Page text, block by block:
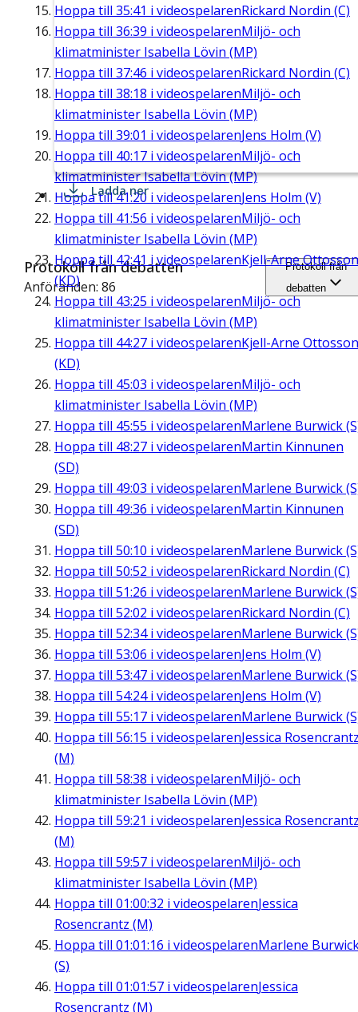
Hoppa till 35:41 i videospelarenRickard Nordin (C)
Hoppa till 36:39 i videospelarenMiljö- och
klimatminister Isabella Lövin (MP)
Hoppa till 37:46 i videospelarenRickard Nordin (C)
Hoppa till 38:18 i videospelarenMiljö- och
klimatminister Isabella Lövin (MP)
Hoppa till 39:01 i videospelarenJens Holm (V)
Hoppa till 40:17 i videospelarenMiljö- och
klimatminister Isabella Lövin (MP)
Hoppa till41:20 i videospelarenJens Holm (V)
Hoppa till 41:56 i videospelarenMiljö- och
klimatminister Isabella Lövin (MP)
Hoppa till 42:41 i videospelarenKjell-Arne Ottosson
(KD)
Hoppa till 43:25 i videospelarenMiljö- och
klimatminister Isabella Lövin (MP)
Hoppa till 44:27 i videospelarenKjell-Arne Ottosson
(KD)
Hoppa till 45:03 i videospelarenMiljö- och
klimatminister Isabella Lövin (MP)
Hoppa till 45:55 i videospelarenMarlene Burwick
Hoppa till 48:27 i videospelarenMartin Kinnunen
(SD)
Hoppa till 49:03 i videospelarenMarlene Burwick
Hoppa till 49:36 i videospelarenMartin Kinnunen
(SD)
Hoppa till 50:10 i videospelarenMarlene Burwick
Hoppa till 50:52 i videospelarenRickard Nordin (C)
Hoppa till 51:26 i videospelarenMarlene Burwick
Hoppa till 52:02 i videospelarenRickard Nordin (C)
Hoppa till 52:34i videospelarenMarlene Burwick
Hoppa till 53:06 i videospelarenJens Holm (V)
Hoppa till 53:47 i videospelarenMarlene Burwick
Hoppa till 54:24i videospelarenJens Holm (V)
Hoppa till 55:17 i videospelarenMarlene Burwick
Hoppa till 56:15 i videospelarenJessica
(M)
Hoppa till 58:38 i videospelarenMiljö- och
klimatminister Isabella Lövin (MP)
Hoppa till 59:21 i videospelarenJessica
(M)
Hoppa till 59:57 i videospelarenMiljö- och
klimatminister Isabella Lövin (MP)
Hoppa till 01:00:32 i videospelarenJessica
Rosencrantz (M)
Hoppa till 01:01:16 i videospelarenMarlene
(S)
Hoppa till 01:01:57 i videospelarenJessica
Rosencrantz (M)
Ladda ner
Protokoll från debatten
Anföranden: 86
Protokoll från
debatten